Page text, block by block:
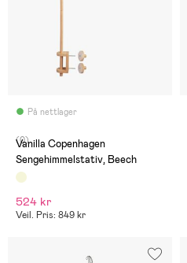
På nettlager
(0)
Vanilla Copenhagen
Sengehimmelstativ, Beech
524 kr
Veil. Pris: 849 kr